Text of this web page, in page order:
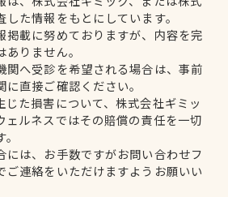
た情報をもとにしています。
掲載に努めておりますが、内容を完
りません。
関へ受診を希望される場合は、事前
直接ご確認ください。
じた損害について、株式会社ギミッ
ェルネスではその賠償の責任を一切
には、お手数ですがお問い合わせフ
ご連絡をいただけますようお願いい